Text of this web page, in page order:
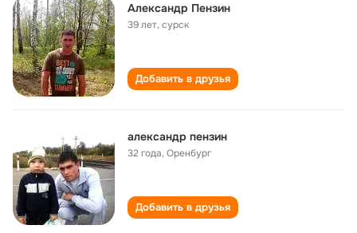
Александр Пензин
39 лет,сурск
Добавить в друзья
александр пензин
32 года,Оренбург
Добавить в друзья